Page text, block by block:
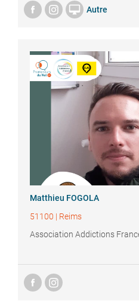
 Autre
Matthieu FOGOLA
51100 | Reims
Association Addictions